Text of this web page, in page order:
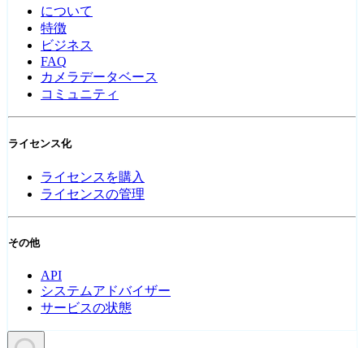
について
特徴
ビジネス
FAQ
カメラデータベース
コミュニティ
ライセンス化
ライセンスを購入
ライセンスの管理
その他
API
システムアドバイザー
サービスの状態